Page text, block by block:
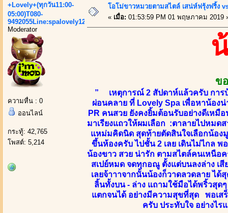
+Lovely+(ทุกวัน11:00-
05:00)T080-
9492055Line:spalovely123
Moderator
ความหื่น : 0
ออนไลน์
กระทู้: 42,765
โพสต์: 5,214
โอโม่ขาวหมวยตามสไตล์ เสน่ห์ฟรุ้งฟริ้ง
« เมื่อ: 01:53:59 PM 01 พฤษภาคม 2019
ข
” เหตุการณ์ 2 สัปดาห์แล้วครับ การ
ผ่อนคลาย ที่ Lovely Spa เพื่อหาน้อง
PR คนสวย ยังคงยิ้มต้อนรับอย่างดีเห
มาเรียงแถวให้ผมเลือก :ตาลายไปหมด
แหม่มคิดนิด สุดท้ายตัดสินใจเลือกน้อง
ขึ้นห้องครับ ไปชั้น 2 เลย เดินไม่ไกล
น้องขาว สวย น่ารัก ตามสไตล์คนเหนื
สเปย์หมด จดทุกอณู ตั้งแต่บนลงล่าง เ
เลยจ้าาาจากนั้นน้องก็วาดลวดลาย ไ
ลิ้นทั้งบน - ล่าง แถามใช้มือได้พริ้วสุ
แตกจนได้ อย่างมีความสุขที่สุด พอเส
ครับ ประทับใจ อย่างไ